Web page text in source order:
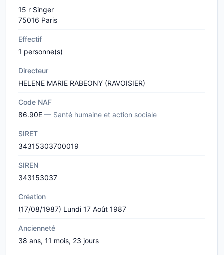
15 r Singer
75016 Paris
Effectif
1 personne(s)
Directeur
HELENE MARIE RABEONY (RAVOISIER)
Code NAF
86.90E — Santé humaine et action sociale
SIRET
34315303700019
SIREN
343153037
Création
(17/08/1987) Lundi 17 Août 1987
Ancienneté
38 ans, 11 mois, 23 jours